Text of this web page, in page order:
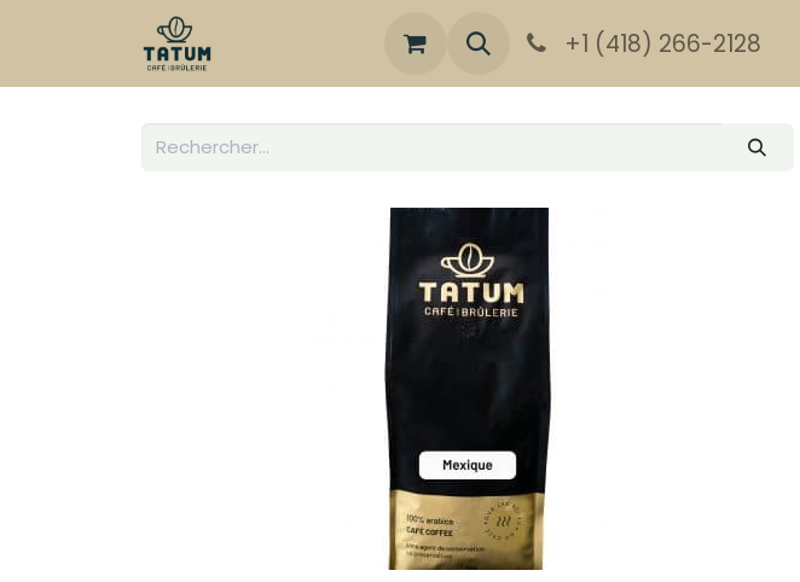
+1 (418) 266-2128